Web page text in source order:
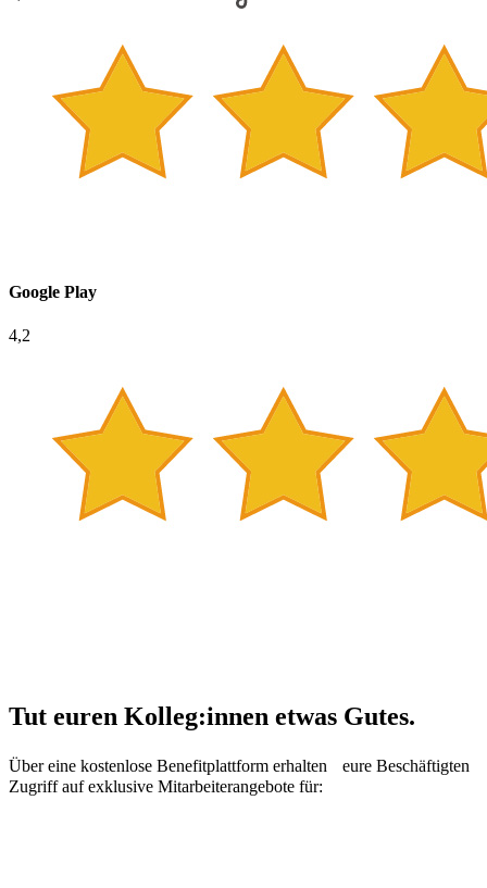
Google Play
4,2
Tut euren Kolleg:innen etwas Gutes.
Über eine kostenlose Benefitplattform erhalten eure Beschäftigten
Zugriff auf exklusive Mitarbeiterangebote für: